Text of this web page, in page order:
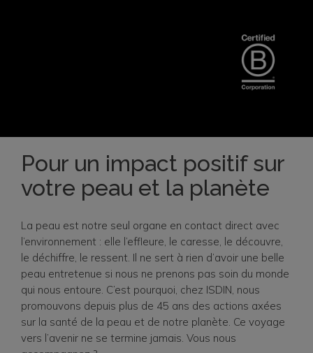
Pour un impact positif sur
votre peau et la planète
La peau est notre seul organe en contact direct avec
l’environnement : elle l’effleure, le caresse, le découvre,
le déchiffre, le ressent. Il ne sert à rien d’avoir une belle
peau entretenue si nous ne prenons pas soin du monde
qui nous entoure. C’est pourquoi, chez ISDIN, nous
promouvons depuis plus de 45 ans des actions axées
sur la santé de la peau et de notre planète. Ce voyage
vers l’avenir ne se termine jamais. Vous nous